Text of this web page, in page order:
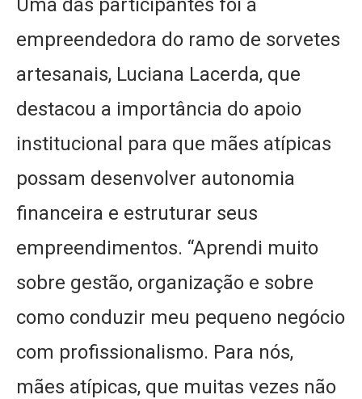
Uma das participantes foi a
empreendedora do ramo de sorvetes
artesanais, Luciana Lacerda, que
destacou a importância do apoio
institucional para que mães atípicas
possam desenvolver autonomia
financeira e estruturar seus
empreendimentos. “Aprendi muito
sobre gestão, organização e sobre
como conduzir meu pequeno negócio
com profissionalismo. Para nós,
mães atípicas, que muitas vezes não